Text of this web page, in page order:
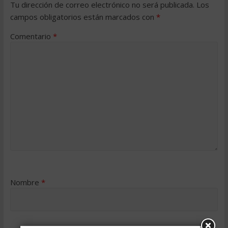
Tu dirección de correo electrónico no será publicada. Los
campos obligatorios están marcados con *
Comentario *
Nombre *